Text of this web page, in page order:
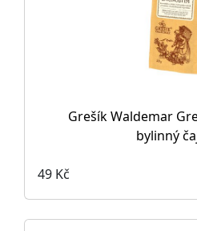
Grešík Waldemar
bylinný
49 Kč